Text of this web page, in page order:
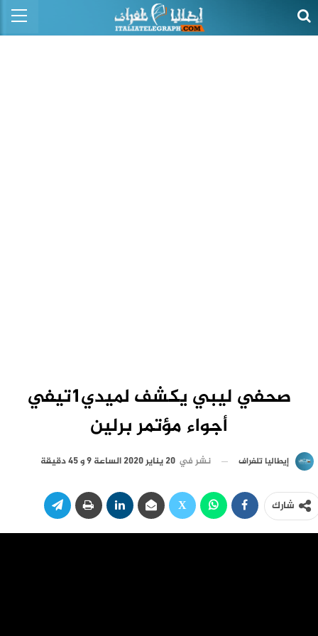
صحفي ليبي يكشف لميدي1تيفي
أجواء مؤتمر برلين
إيطاليا تلغراف نشر في 20 يناير 2020 الساعة 9 و 45 دقيقة
شارك